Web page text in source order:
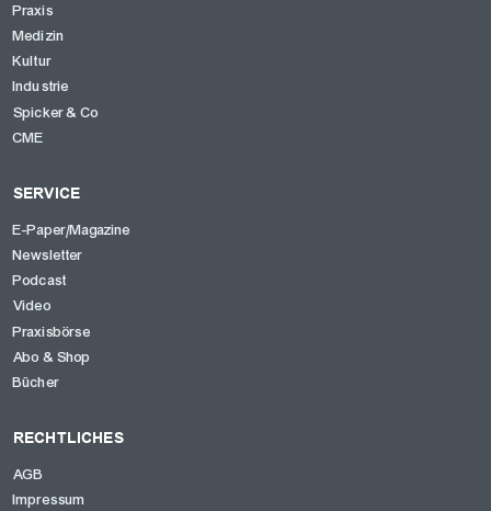
Praxis
Medizin
Kultur
Industrie
Spicker & Co
CME
SERVICE
E-Paper/Magazine
Newsletter
Podcast
Video
Praxisbörse
Abo & Shop
Bücher
RECHTLICHES
AGB
Impressum